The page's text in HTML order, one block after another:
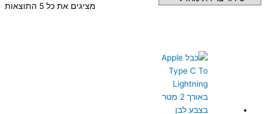
מציגים את כל ⁦5⁩ התוצאות